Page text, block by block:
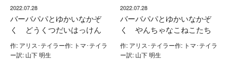
2022.07.28
バーバパパとゆかいなかぞ
く どうくつだいはっけん
作: アリス･テイラー作: トマ･テイラ
ー訳: 山下 明生
2022.07.28
バーバパパとゆかいなかぞ
く やんちゃなこねこたち
作: アリス･テイラー作: トマ･テイラ
ー訳: 山下 明生